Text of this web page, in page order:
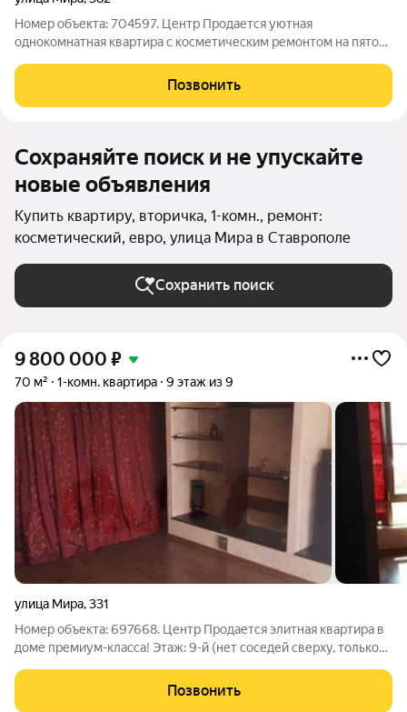
Номер объекта: 704597. Центр Продается уютная
однокомнатная квартира с косметическим ремонтом на пятом
оборудована газовой плитой и холодильником. Из окон
открывается вид во двор, где расположена
Позвонить
Сохраняйте поиск и не упускайте
новые объявления
Купить квартиру, вторичка, 1-комн., ремонт:
косметический, евро, улица Мира в Ставрополе
Сохранить поиск
9 800 000 ₽
70 м² 1-комн. квартира 9 этаж из 9
улица Мира,331
Номер объекта: 697668. Центр Продается элитная квартира в
доме премиум-класса! Этаж: 9-й (нет соседей сверху, только
отличная. Дом: под круглосуточной охраной,
видеонаблюдение, вход только для
Позвонить